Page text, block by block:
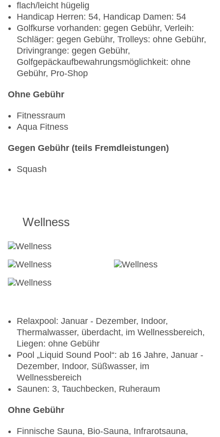
flach/leicht hügelig
Handicap Herren: 54, Handicap Damen: 54
Golfkurse vorhanden: gegen Gebühr, Verleih:
Schläger: gegen Gebühr, Trolleys: ohne Gebühr,
Drivingrange: gegen Gebühr,
Golfgepäckaufbewahrungsmöglichkeit: ohne
Gebühr, Pro-Shop
Ohne Gebühr
Fitnessraum
Aqua Fitness
Gegen Gebühr (teils Fremdleistungen)
Squash
Wellness
Relaxpool: Januar - Dezember, Indoor,
Thermalwasser, überdacht, im Wellnessbereich,
Liegen: ohne Gebühr
Pool „Liquid Sound Pool“: ab 16 Jahre, Januar -
Dezember, Indoor, Süßwasser, im
Wellnessbereich
Saunen: 3, Tauchbecken, Ruheraum
Ohne Gebühr
Finnische Sauna, Bio-Sauna, Infrarotsauna,